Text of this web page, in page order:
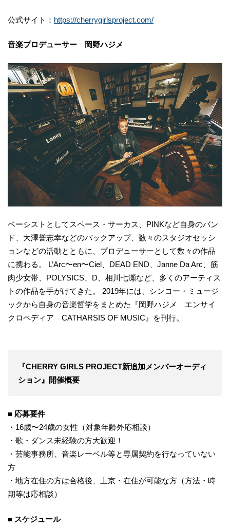
公式サイト： https://cherrygirlsproject.com/
音楽プロデューサー 岡野ハジメ
ベーシストとしてスペース・サーカス、PINKなど自身のバン
ド、大澤誉志幸などのバックアップ、数々のスタジオセッシ
ョンなどの活動とともに、プロデューサーとして数々の作品
に携わる。 L’Arc〜en〜Ciel、DEAD END、Janne Da Arc、筋
肉少女帯、POLYSICS、D、相川七瀬など、多くのアーティス
トの作品を手がけてきた。 2019年には、シンコー・ミュージ
ックから自身の音楽哲学をまとめた『岡野ハジメ エンサイ
クロペディア CATHARSIS OF MUSIC』を刊行。
『CHERRY GIRLS PROJECT新追加メンバーオーディ
ション』開催概要
■ 応募要件
・16歳〜24歳の女性（対象年齢外応相談）
・歌・ダンス未経験の方大歓迎！
・芸能事務所、音楽レーベル等と専属契約を行なっていない
方
・地方在住の方は合格後、上京・在住が可能な方（方法・時
期等は応相談）
■ スケジュール